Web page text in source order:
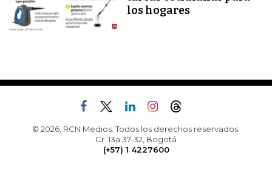
los hogares
© 2026, RCN Medios. Todos los derechos reservados.
Cr. 13a 37-32, Bogotá
(+57) 1 4227600